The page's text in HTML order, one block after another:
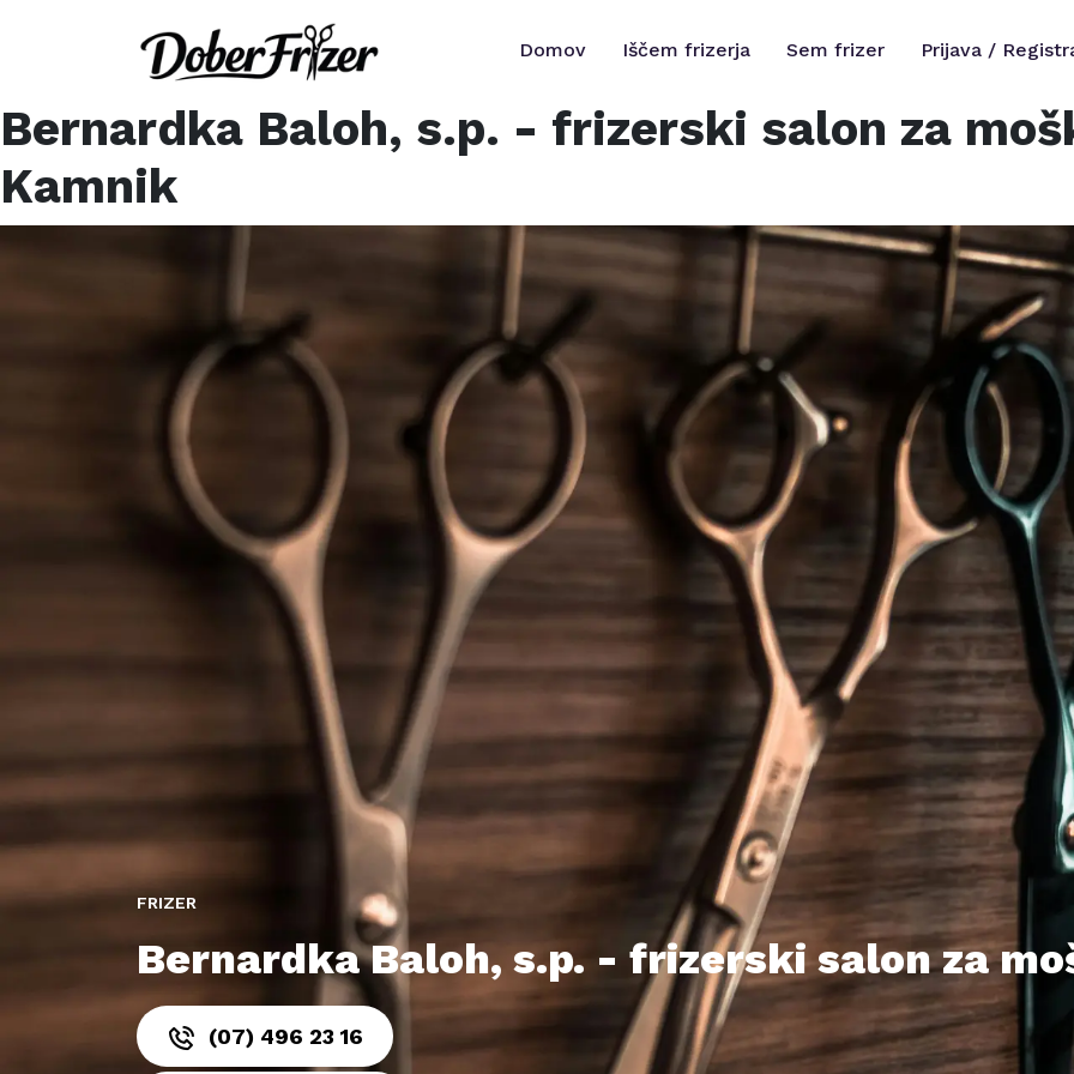
Domov Iščem frizerja Sem frizer Prijava /
Bernardka Baloh, s.p. - frizerski salon za
Kamnik
FRIZER
Bernardka Baloh, s.p. - frizerski salon za
(07) 496 23 16